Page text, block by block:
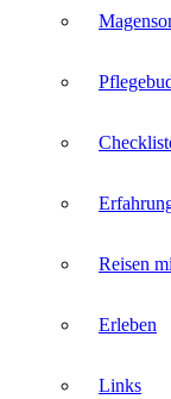
Reisen
Erleben
Links